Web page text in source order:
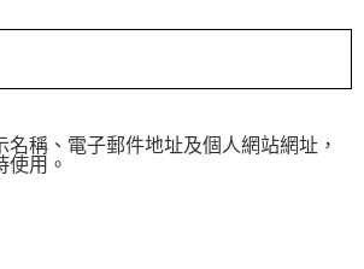
名稱、電子郵件地址及個人網站網址，
使用。